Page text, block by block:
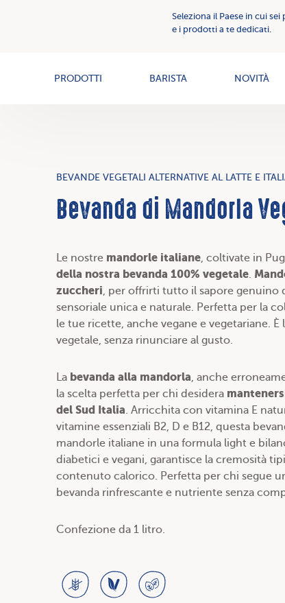
Seleziona il Paese in cui
e i prodotti a te dedicati.
PRODOTTI BARISTA NOVITÀ
BEVANDE VEGETALI ALTERNATIVE AL LATTE E
Bevanda di Mandorla
Le nostre mandorle italiane, coltivate in
della nostra bevanda 100% vegetale.
zuccheri, per offrirti tutto il sapore genuino
sensoriale unica e naturale. Perfetta per la
le tue ricette, anche vegane e vegetariane. È
vegetale, senza rinunciare al gusto.
La bevanda alla mandorla, anche
la scelta perfetta per chi desidera
del Sud Italia. Arricchita con vitamina E
vitamine essenziali B2, D e B12, questa
mandorle italiane in una formula light e
diabetici e vegani, garantisce la cremosità
contenuto calorico. Perfetta per chi segue
bevanda rinfrescante e nutriente senza
Confezione da 1 litro.